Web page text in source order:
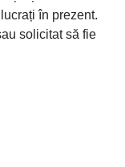
în prezent.
solicitat să fie